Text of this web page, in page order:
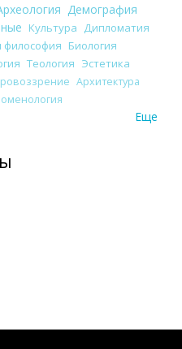
Демография
Культура
Дипломатия
философия Биология
Теология Эстетика
Архитектура
Еще